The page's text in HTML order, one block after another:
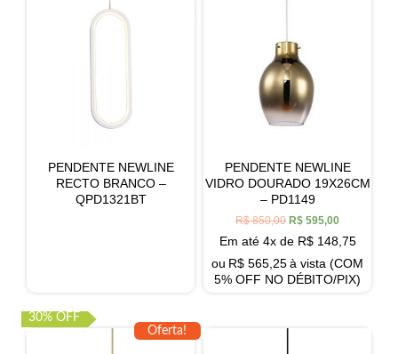
PENDENTE NEWLINE
RECTO BRANCO –
QPD1321BT
PENDENTE NEWLINE
VIDRO DOURADO 19X26CM
– PD1149
R$850,00 R$ 595,00
Em até 4x de R$148,75
ou R$ 565,25à vista (COM
5% OFF NO DÉBITO/PIX)
Oferta!
30% OFF